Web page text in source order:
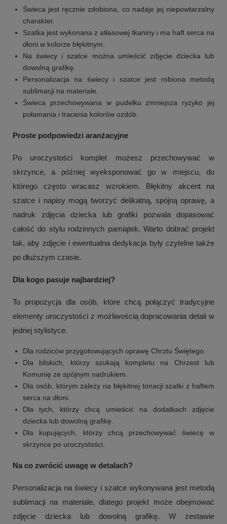
Zobacz więcej
Świeca jest ręcznie zdobiona, co nadaje jej niepowtarzalny
charakter.
Szatka jest wykonana z atłasowej tkaniny i ma haft serca na
dłoni w kolorze błękitnym.
Na świecy i szatce można umieścić zdjęcie dziecka lub
dowolną grafikę.
Personalizacja na świecy i szatce jest robiona metodą
sublimacji na materiale.
Świeca przechowywana w pudełku zmniejsza ryzyko jej
połamania i tracenia kolorów ozdób.
Proste podpowiedzi aranżacyjne
Po uroczystości komplet możesz przechowywać w
skrzynce, a później wyeksponować go w miejscu, do
którego często wracasz wzrokiem. Błękitny akcent na
szatce i napisy mogą tworzyć delikatną, spójną oprawę, a
nadruk zdjęcia dziecka lub grafiki pozwala dopasować
całość do stylu rodzinnych pamiątek. Warto dobrać projekt
tak, aby zdjęcie i ewentualna dedykacja były czytelne także
po dłuższym czasie.
Dla kogo pasuje najbardziej?
To propozycja dla osób, które chcą połączyć tradycyjne
elementy uroczystości z możliwością dopracowania detali w
jednej stylistyce.
Dla rodziców przygotowujących oprawę Chrztu Świętego.
Dla bliskich, którzy szukają kompletu na Chrzest lub
Komunię ze spójnym nadrukiem.
Dla osób, którym zależy na błękitnej tonacji szatki z haftem
serca na dłoni.
Dla tych, którzy chcą umieścić na dodatkach zdjęcie
dziecka lub dowolną grafikę.
Dla kupujących, którzy chcą przechowywać świecę w
skrzynce po uroczystości.
Na co zwrócić uwagę w detalach?
Personalizacja na świecy i szatce wykonywana jest metodą
sublimacji na materiale, dlatego projekt może obejmować
zdjęcie dziecka lub dowolną grafikę. W zestawie